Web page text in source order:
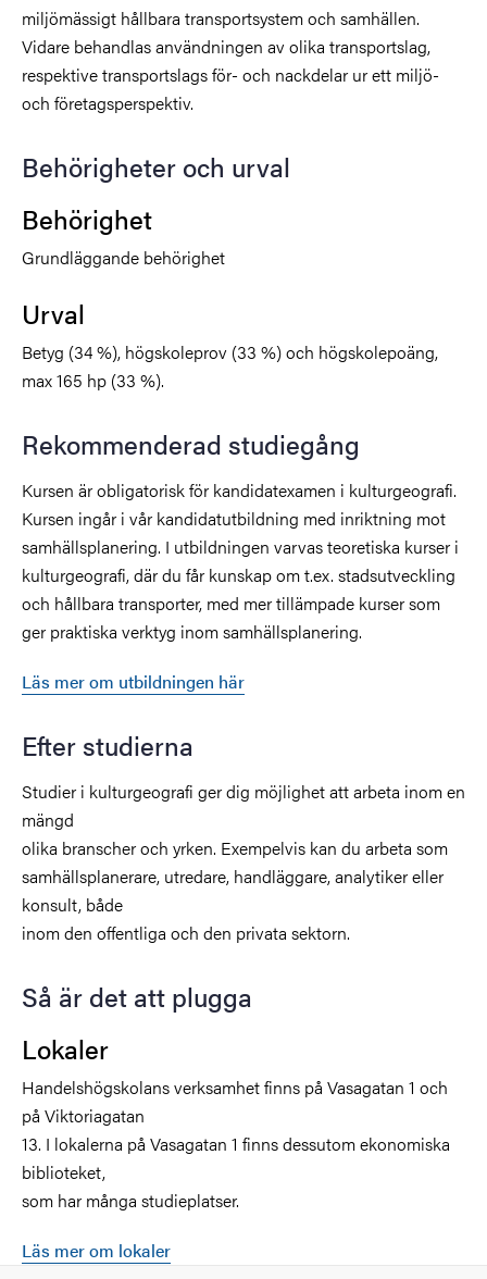
miljömässigt hållbara transportsystem och samhällen.
Vidare behandlas användningen av olika transportslag,
respektive transportslags för- och nackdelar ur ett miljö-
och företagsperspektiv.
Behörigheter och urval
Behörighet
Grundläggande behörighet
Urval
Betyg (34 %), högskoleprov (33 %) och högskolepoäng,
max 165 hp (33 %).
Rekommenderad studiegång
Kursen är obligatorisk för kandidatexamen i kulturgeografi.
Kursen ingår i vår kandidatutbildning med inriktning mot
samhällsplanering. I utbildningen varvas teoretiska kurser i
kulturgeografi, där du får kunskap om t.ex. stadsutveckling
och hållbara transporter, med mer tillämpade kurser som
ger praktiska verktyg inom samhällsplanering.
Läs mer om utbildningen här
Efter studierna
Studier i kulturgeografi ger dig möjlighet att arbeta inom en
mängd
olika branscher och yrken. Exempelvis kan du arbeta som
samhällsplanerare, utredare, handläggare, analytiker eller
konsult, både
inom den offentliga och den privata sektorn.
Så är det att plugga
Lokaler
Handelshögskolans verksamhet finns på Vasagatan 1 och
på Viktoriagatan
13. I lokalerna på Vasagatan 1 finns dessutom ekonomiska
biblioteket,
som har många studieplatser.
Läs mer om lokaler